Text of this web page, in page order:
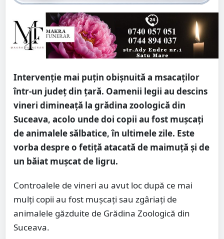
Intervenție mai puțin obișnuită a msacaților
într-un județ din țară. Oamenii legii au descins
vineri dimineață la grădina zoologică din
Suceava, acolo unde doi copii au fost mușcați
de animalele sălbatice, în ultimele zile. Este
vorba despre o fetiță atacată de maimuță și de
un băiat mușcat de ligru.
Controalele de vineri au avut loc după ce mai
mulți copii au fost mușcați sau zgâriați de
animalele găzduite de Grădina Zoologică din
Suceava.